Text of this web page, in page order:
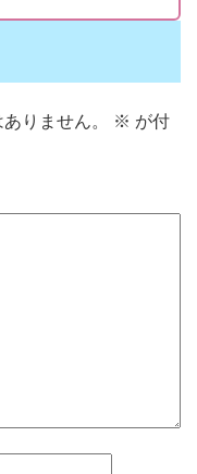
りません。 ※ が付